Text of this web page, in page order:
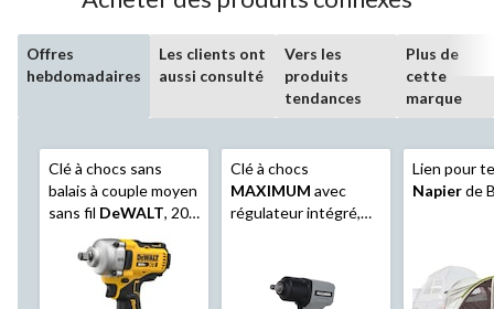
Offres
hebdomadaires
Les clients ont
aussi consulté
Vers les
produits
tendances
Plus de
cette
marque
Clé à chocs sans
balais à couple moyen
sans fil DeWALT, 20
V MAX* XR, 1/2 po,
avec enclume à
anneau ouvert
Clé à chocs
MAXIMUM avec
régulateur intégré,
Lien pour
Napierde